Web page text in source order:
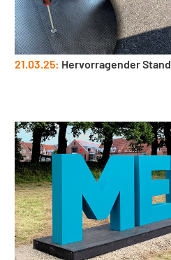
21.03.25: Hervorragender Stand